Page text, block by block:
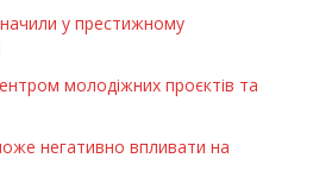
у престижному
молодіжних проєктів та
негативно впливати на